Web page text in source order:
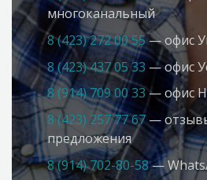
многоканальный
8 (423) 272 00 55— офис
8 (423) 437 05 33 — офис
8 (914) 709 00 33— офис
8 (423) 257 77 67—
предложения
8 (914) 702-80-58—